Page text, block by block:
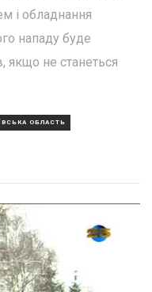
і обладнання
нападу буде
якщо не станеться
ОБЛАСТЬ